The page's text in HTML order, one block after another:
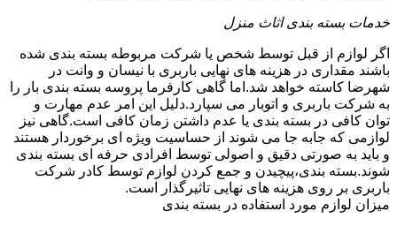
خدمات بسته بندی اثاث منزل
اگر لوازم از قبل توسط شخص یا شرکت مربوطه بسته بندی شده
باشند مقداری در هزینه های نهایی باربری با نیسان و وانت در
شهرضا کاسته خواهد شد.اما گاهی کارفرما پروسه بسته بندی بار را
به شرکت باربری و اتوبار می سپارد.دلیل این امر عدم مهارت و
توان کافی در بسته بندی یا عدم داشتن زمان کافی است.گاهی نیز
لوازمی که جابه جا می شوند از حساسیت ویژه ای برخوردار هستند
و باید به صورتی دقیق و اصولی توسط افرادی حرفه ای بسته بندی
شوند.بسته بندی،پیچیدن و جمع کردن لوازم توسط کادر شرکت
باربری بر روی هزینه های نهایی تاثیرگذار است.
میزان لوازم مورد استفاده در بسته بندی